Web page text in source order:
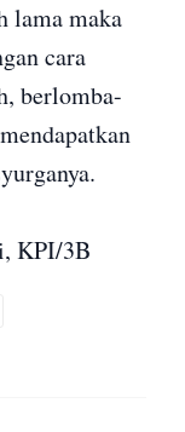
lama maka
cara
berlomba-
KPI/3B